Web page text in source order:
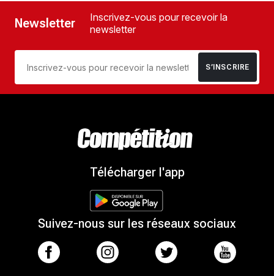
Newsletter
Inscrivez-vous pour recevoir la
newsletter
S’INSCRIRE
Télécharger l'app
Suivez-nous sur les réseaux sociaux